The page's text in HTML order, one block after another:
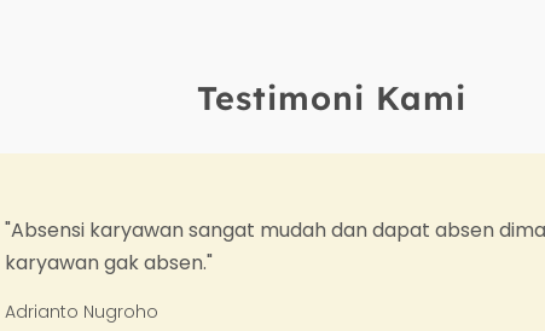
Testimoni Kami
dan dapat absen dimana saja, jadi gak ada alasan